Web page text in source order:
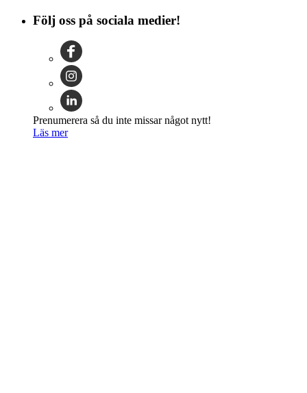
Följ oss på sociala medier!
Prenumerera så du inte missar något nytt!
Läs mer